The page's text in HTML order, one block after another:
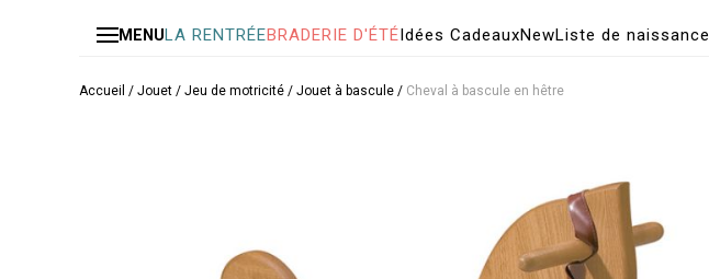
MENULA RENTRÉEBRADERIE D'ÉTÉIdées CadeauxNewListe de naissance
Accueil / Jouet / Jeu de motricité / Jouet à bascule / Cheval à bascule en hêtre